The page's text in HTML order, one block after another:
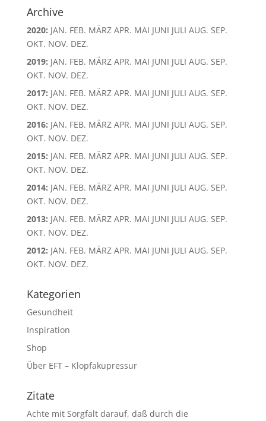
Archive
2020: JAN. FEB. MÄRZ APR. MAI JUNI JULI AUG. SEP.
OKT. NOV. DEZ.
2019: JAN. FEB. MÄRZ APR. MAI JUNI JULI AUG. SEP.
OKT. NOV. DEZ.
2017: JAN. FEB. MÄRZ APR. MAI JUNI JULI AUG. SEP.
OKT. NOV. DEZ.
2016: JAN. FEB. MÄRZ APR. MAI JUNI JULI AUG. SEP.
OKT. NOV. DEZ.
2015: JAN. FEB. MÄRZ APR. MAI JUNI JULI AUG. SEP.
OKT. NOV. DEZ.
2014: JAN. FEB. MÄRZ APR. MAI JUNI JULI AUG. SEP.
OKT. NOV. DEZ.
2013: JAN. FEB. MÄRZ APR. MAI JUNI JULI AUG. SEP.
OKT. NOV. DEZ.
2012: JAN. FEB. MÄRZ APR. MAI JUNI JULI AUG. SEP.
OKT. NOV. DEZ.
Kategorien
Gesundheit
Inspiration
Shop
Über EFT – Klopfakupressur
Zitate
Achte mit Sorgfalt darauf, daß durch die